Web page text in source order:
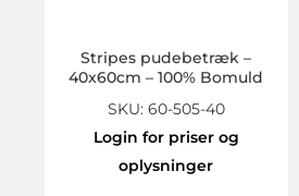
Stripes pudebetræk –
40x60cm – 100% Bomuld
SKU: 60-505-40
Login for priser og
oplysninger